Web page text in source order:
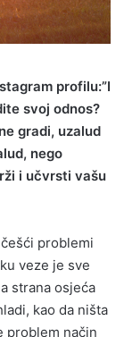
profilu:”I
svoj odnos?
gradi, uzalud
nego
i učvrsti vašu
problemi
veze je sve
strana osjeća
kao da ništa
problem način